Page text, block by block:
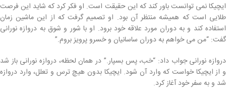
ایچیکا نمی توانست باور کند که این حقیقت است. او فکر کرد که شاید این فرصت
طلایی است که همیشه منتظر آن بود. او تصمیم گرفت که از این ماشین زمان
استفاده کند و به دوران مورد علاقه خود برود. او با شور و شوق به دروازه نورانی
گفت: “من می خواهم به دوران ساسانیان و خسرو پرویز بروم.”
دروازه نورانی جواب داد: “خب، پس بسپار.” در همان لحظه، دروازه نورانی باز شد
و از ایچیکا خواست که وارد آن شود. ایچیکا بدون هیچ ترس و تعلل، وارد دروازه
شد و به سفر خود آغاز کرد.